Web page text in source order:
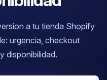
a tu tienda Shopify
urgencia, checkout
disponibilidad.